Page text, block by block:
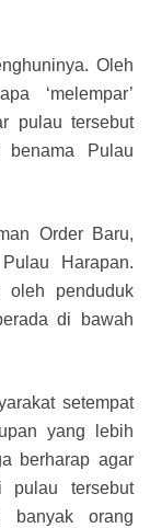
Oleh
‘melempar’
pulau tersebut
benama Pulau
Order Baru,
Harapan.
oleh penduduk
di bawah
setempat
yang lebih
berharap agar
pulau tersebut
banyak orang